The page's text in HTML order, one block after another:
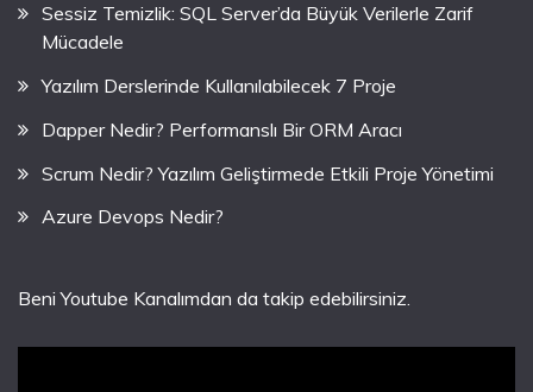
Sessiz Temizlik: SQL Server’da Büyük Verilerle Zarif
Mücadele
Yazılım Derslerinde Kullanılabilecek 7 Proje
Dapper Nedir? Performanslı Bir ORM Aracı
Scrum Nedir? Yazılım Geliştirmede Etkili Proje Yönetimi
Azure Devops Nedir?
Beni Youtube Kanalımdan da takip edebilirsiniz.